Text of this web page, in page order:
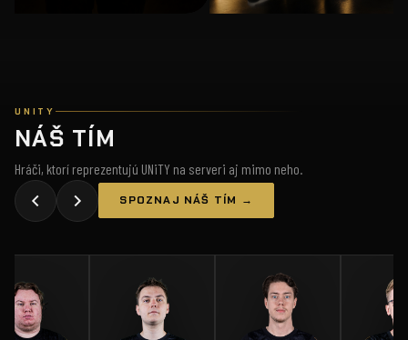
UNITY
NÁŠ TÍM
Hráči, ktorí reprezentujú UNiTY na serveri aj mimo neho.
SPOZNAJ NÁŠ TÍM →